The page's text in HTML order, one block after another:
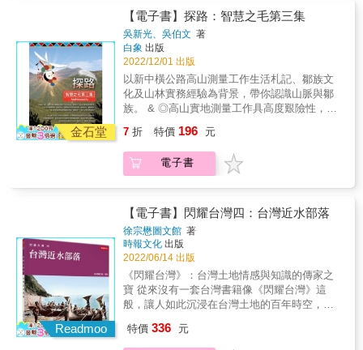
感經驗探索南島語族的韌性與生命力。」——
王長華（國立臺灣史前文化博物館館長）
岸山脈地區，也是台灣原住民人口第一大族
群，阿美族神話與傳說新版的增修，可提供更
為多元面向的文化史料與族群故事。 3.每一則
神話傳說故事，作者皆作分析與說明，使故事
的意義明朗易解。並對於同類型式的神話傳說
故事會作比較之研究，使故事內涵更明白易
懂。化藝術及語言復振，有系統發揚原住民族
的文化。 &
路徑常為崎嶇褶皺、斷崖崩地、纏結雜林，唯
有身歷其境始能撥揭詭祕驚豔、儀態萬千、美
少女般的神祕面紗。 & 艱辛之高山測量生活札
記，採「回憶錄」方式記述呈現， 期能拋磚引
玉，有志一同的參與，因「您我的小故事，必
將是未來歷史的結環及滋養」， 成為能掌握自
己命運，逢凶化吉，優遊大地的子民！ & 本書
又精選鄒族族人極少使用、幾近消失的族語，
以及鄒族傳統山林文化探索加以彙整，因若不
「智慧之毛」各集，皆融滲深厚的族語文化並
用盡心思規劃製編。本集《探路》將目前尚未
列入「鄒語詞典」之鄒語300詞彙、測量之歌，
融入書中，對教育部及原民會刻正積極推行的
「原住民傳統知識體系」之建構，更具極積正
金石堂
【電子書】探路：智慧之毛第三集
吳新光、吳伯文 著
白象 出版
2022/12/01 出版
以新中橫公路高山測量工作生活札記、鄒族文
化及山林實務經驗為背景，帶你認識山脈與鄒
族。 & ◎高山實地測量工作具高度艱險性，本
大自然萬象雜陳、各謀生機的山野叢林。 & ◎
本書有屬彌足珍貴的山林及文化實紀，可補足
制式教材在自然生態及動物保育上的缺漏，更
路徑常為崎嶇褶皺、斷崖崩地、纏結雜林，唯
有身歷其境始能撥揭詭祕驚豔、儀態萬千、美
少女般的神祕面紗。 & 艱辛之高山測量生活札
記，採「回憶錄」方式記述呈現， 期能拋磚引
玉，有志一同的參與，因「您我的小故事，必
將是未來歷史的結環及滋養」， 成為能掌握自
己命運，逢凶化吉，優遊大地的子民！ & 本書
又精選鄒族族人極少使用、幾近消失的族語，
以及鄒族傳統山林文化探索加以彙整，因若不
7 折 特價 196 元
電子書
Readmoo
【電子書】閃耀台灣四：台灣近水部落
徐宗懋圖文館 著
時報文化 出版
2022/06/14 出版
《閃耀台灣》：台灣土地情感與知識的傳家之
寶 從來沒有一套台灣書籍像《閃耀台灣》這
般，讓人如此沉浸在台灣土地的百年時空，猶
爾也因目睹具體的事件而感受到內心強大的衝
特價 336 元